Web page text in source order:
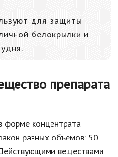
для защиты
белокрылки и
препарата
форме концентрата
разных объемов: 50
веществами